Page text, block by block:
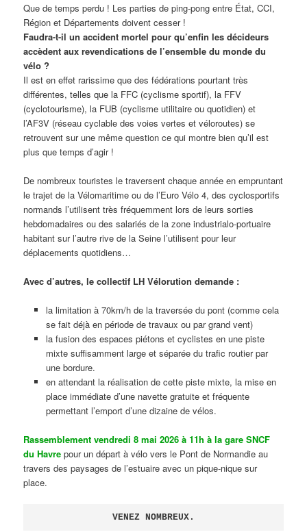
Que de temps perdu ! Les parties de ping-pong entre État, CCI,
Région et Départements doivent cesser !
Faudra-t-il un accident mortel pour qu’enfin les décideurs
accèdent aux revendications de l’ensemble du monde du
vélo ?
Il est en effet rarissime que des fédérations pourtant très
différentes, telles que la FFC (cyclisme sportif), la FFV
(cyclotourisme), la FUB (cyclisme utilitaire ou quotidien) et
l’AF3V (réseau cyclable des voies vertes et véloroutes) se
retrouvent sur une même question ce qui montre bien qu’il est
plus que temps d’agir !
De nombreux touristes le traversent chaque année en empruntant
le trajet de la Vélomaritime ou de l’Euro Vélo 4, des cyclosportifs
normands l’utilisent très fréquemment lors de leurs sorties
hebdomadaires ou des salariés de la zone industrialo-portuaire
habitant sur l’autre rive de la Seine l’utilisent pour leur
déplacements quotidiens…
Avec d’autres, le collectif LH Vélorution demande :
la limitation à 70km/h de la traversée du pont (comme cela
se fait déjà en période de travaux ou par grand vent)
la fusion des espaces piétons et cyclistes en une piste
mixte suffisamment large et séparée du trafic routier par
une bordure.
en attendant la réalisation de cette piste mixte, la mise en
place immédiate d’une navette gratuite et fréquente
permettant l’emport d’une dizaine de vélos.
Rassemblement vendredi 8 mai 2026 à 11h à la gare SNCF
du Havre pour un départ à vélo vers le Pont de Normandie au
travers des paysages de l’estuaire avec un pique-nique sur
place.
VENEZ NOMBREUX.